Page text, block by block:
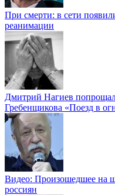
При смерти: в сети
реанимации
Дмитрий Нагиев
Гребенщикова «Поезд в
Видео: Произошедшее на
россиян